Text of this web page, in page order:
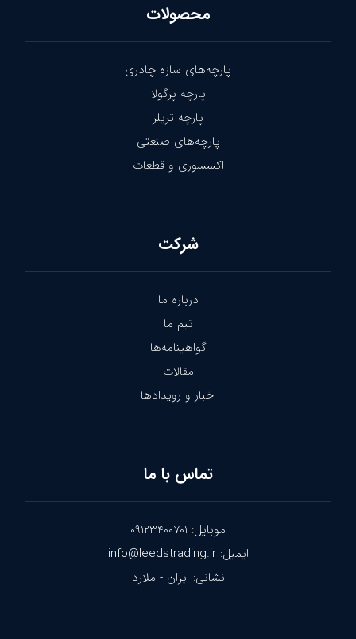
محصولات
پارچه‌های سازه چادری
پارچه پرگولا
پارچه تریلر
پارچه‌های صنعتی
اکسسوری و قطعات
شرکت
درباره ما
تیم ما
گواهینامه‌ها
مقالات
اخبار و رویدادها
تماس با ما
موبایل: ۰۹۱۲۳۴۰۰۷۰۱
ایمیل: info@leedstrading.ir
نشانی: ایران - ملارد